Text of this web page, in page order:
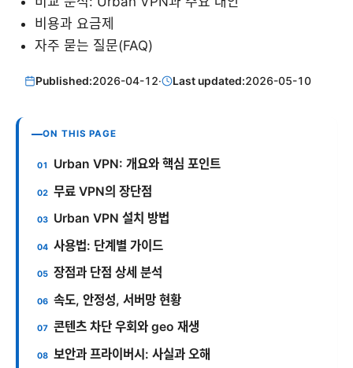
비용과 요금제
자주 묻는 질문(FAQ)
Published:2026-04-12· Last updated:2026-05-10
ON THIS PAGE
Urban VPN: 개요와 핵심 포인트
무료 VPN의 장단점
Urban VPN 설치 방법
사용법: 단계별 가이드
장점과 단점 상세 분석
속도, 안정성, 서버망 현황
콘텐츠 차단 우회와 geo 재생
보안과 프라이버시: 사실과 오해